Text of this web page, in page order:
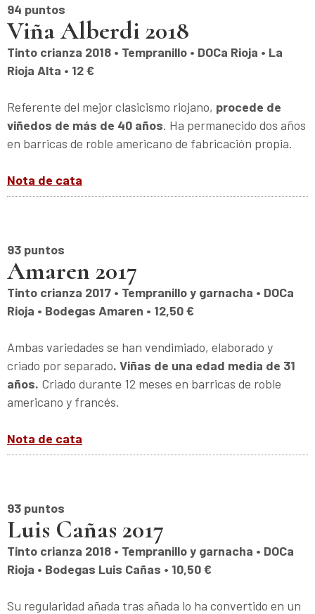
94 puntos
Viña Alberdi 2018
Tinto crianza 2018 • Tempranillo • DOCa Rioja • La
Rioja Alta • 12 €
Referente del mejor clasicismo riojano, procede de
viñedos de más de 40 años. Ha permanecido dos años
en barricas de roble americano de fabricación propia.
Nota de cata
93 puntos
Amaren 2017
Tinto crianza 2017 • Tempranillo y garnacha • DOCa
Rioja • Bodegas Amaren • 12,50 €
Ambas variedades se han vendimiado, elaborado y
criado por separado. Viñas de una edad media de 31
años. Criado durante 12 meses en barricas de roble
americano y francés.
Nota de cata
93 puntos
Luis Cañas 2017
Tinto crianza 2018 • Tempranillo y garnacha • DOCa
Rioja • Bodegas Luis Cañas • 10,50 €
Su regularidad añada tras añada lo ha convertido en un